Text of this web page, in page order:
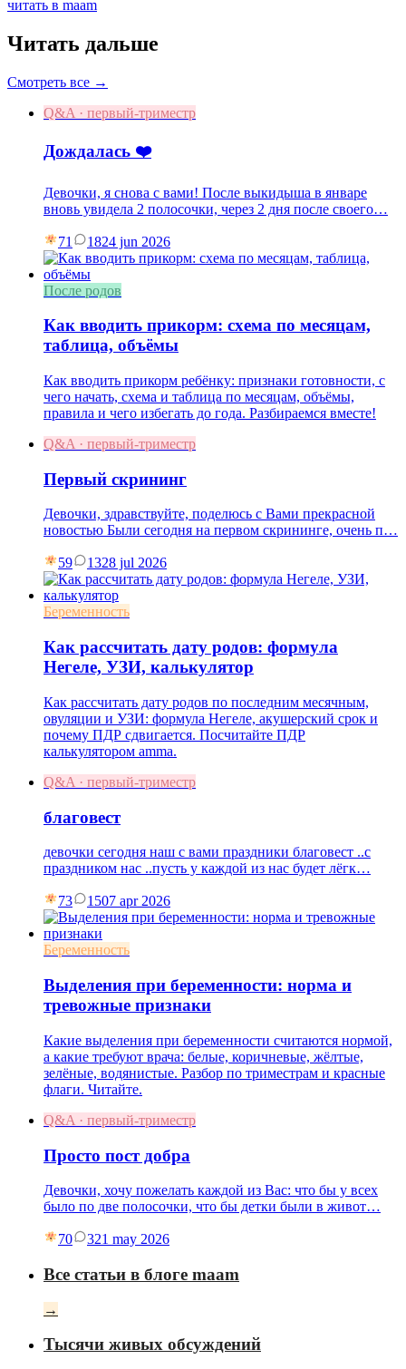
читать в maam
Читать дальше
Смотреть все →
Q&A · первый-триместр
Дождалась ❤️
Девочки, я снова с вами! После выкидыша в январе
вновь увидела 2 полосочки, через 2 дня после своего…
71 1824 jun 2026
После родов
Как вводить прикорм: схема по месяцам,
таблица, объёмы
Как вводить прикорм ребёнку: признаки готовности, с
чего начать, схема и таблица по месяцам, объёмы,
правила и чего избегать до года. Разбираемся вместе!
Q&A · первый-триместр
Первый скрининг
Девочки, здравствуйте, поделюсь с Вами прекрасной
новостью Были сегодня на первом скрининге, очень п…
59 1328 jul 2026
Беременность
Как рассчитать дату родов: формула
Негеле, УЗИ, калькулятор
Как рассчитать дату родов по последним месячным,
овуляции и УЗИ: формула Негеле, акушерский срок и
почему ПДР сдвигается. Посчитайте ПДР
калькулятором amma.
Q&A · первый-триместр
благовест
девочки сегодня наш с вами праздники благовест ..с
праздником нас ..пусть у каждой из нас будет лёгк…
73 1507 apr 2026
Беременность
Выделения при беременности: норма и
тревожные признаки
Какие выделения при беременности считаются нормой,
а какие требуют врача: белые, коричневые, жёлтые,
зелёные, водянистые. Разбор по триместрам и красные
флаги. Читайте.
Q&A · первый-триместр
Просто пост добра
Девочки, хочу пожелать каждой из Вас: что бы у всех
было по две полосочки, что бы детки были в живот…
70 321 may 2026
Все статьи в блоге maam
→
Тысячи живых обсуждений